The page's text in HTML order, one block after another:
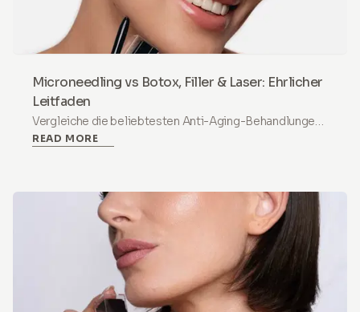
Microneedling vs Botox, Filler & Laser: Ehrlicher
Leitfaden
Vergleiche die beliebtesten Anti-Aging-Behandlungen.
Was jede wirklich bewirkt, was sie kostet und wann
READ MORE